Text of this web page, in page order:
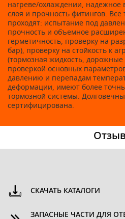
нагреве/охлаждении,
слоя и прочность фитингов.
проходят: испытание под
прочность и объемное
герметичность, проверку на
бар), проверку на стойкость к
(тормозная жидкость,
проверкой основных
давлению и перепадам
деформации, имеют более
тормозной системы.
сертифицирована.
СКАЧАТЬ КАТАЛОГИ
ЗАПАСНЫЕ ЧАСТИ ДЛЯ